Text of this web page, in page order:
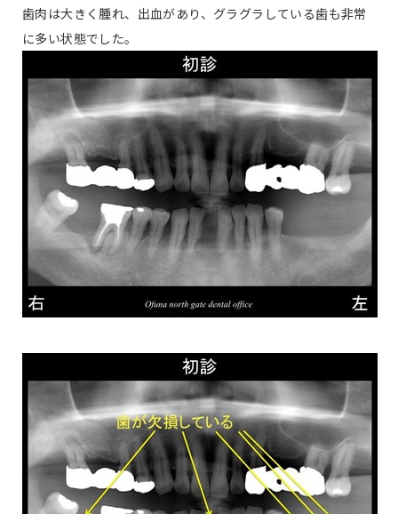
歯肉は大きく腫れ、出血があり、グラグラしている歯も非常
に多い状態でした。